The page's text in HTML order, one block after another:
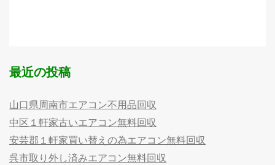
最近の投稿
山口県周南市エアコン不用品回収
中区１軒家古いエアコン無料回収
安芸郡１軒家買い替えの為エアコン無料回収
呉市取り外し済みエアコン無料回収